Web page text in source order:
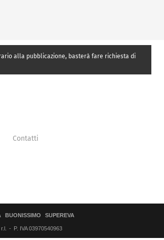
alla pubblicazione, basterà fare richiesta di
Contatti
BUONISSIMO SUPEREVA
P. IVA 03970540963